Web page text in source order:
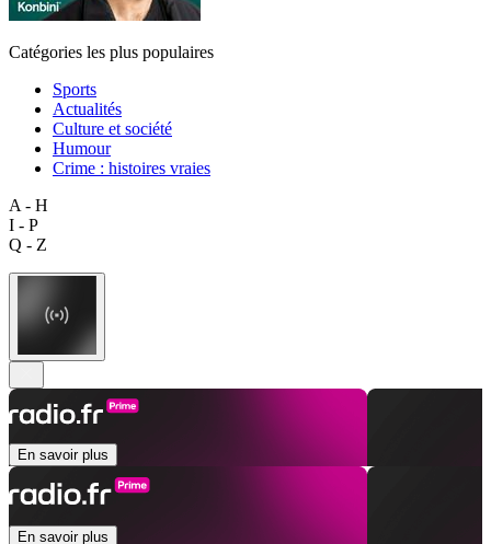
Catégories les plus populaires
Sports
Actualités
Culture et société
Humour
Crime : histoires vraies
A - H
I - P
Q - Z
En savoir plus
En savoir plus